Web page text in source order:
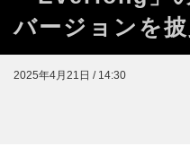
バージョンを
2025年4月21日 / 14:30